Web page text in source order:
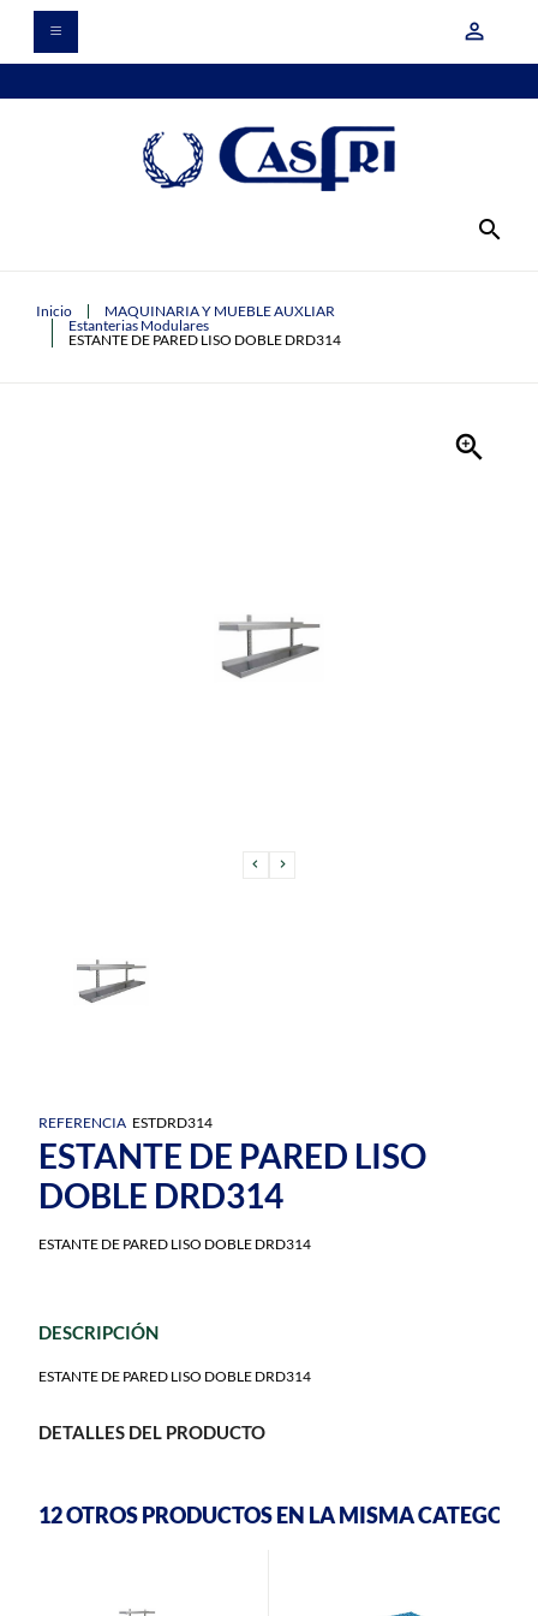
person_outline
search
Inicio
MAQUINARIA Y MUEBLE AUXLIAR
Estanterias Modulares
ESTANTE DE PARED LISO DOBLE DRD314
REFERENCIA ESTDRD314
ESTANTE DE PARED LISO
DOBLE DRD314
ESTANTE DE PARED LISO DOBLE DRD314
DESCRIPCIÓN
ESTANTE DE PARED LISO DOBLE DRD314
DETALLES DEL PRODUCTO
12 OTROS PRODUCTOS EN LA MISMA